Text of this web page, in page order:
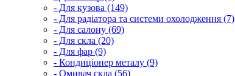
- Для кузова (149)
- Для радіатора та системи охолодження (7)
- Для салону (69)
- Для скла (20)
- Для фар (9)
- Кондиціонер металу (9)
- Омивач скла (56)